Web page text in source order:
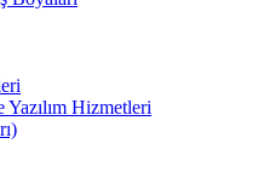
Yazılım Hizmetleri